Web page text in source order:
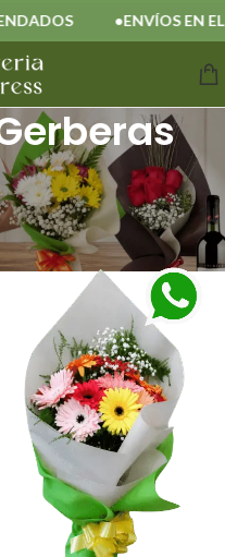
ENVÍOS EN EL
Mostrando los 2 resultados